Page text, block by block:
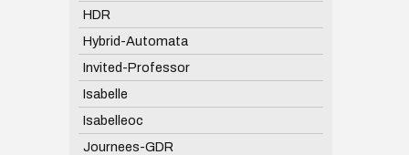
HDR
Hybrid-Automata
Invited-Professor
Isabelle
Isabelleoc
Journees-GDR